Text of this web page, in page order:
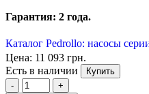
Гарантия: 2 года.
Каталог Pedrollo: насосы
Цена: 11 093 грн.
Есть в наличии
Купить
-
+